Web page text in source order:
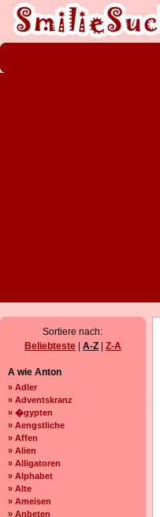
Sortiere nach:
Beliebteste
A-Z Z-A
A wie Anton
» Adler
» Adventskranz
» �gypten
» Aengstliche
» Affen
» Alien
» Alligatoren
» Alphabet
» Alte
» Ameisen
» Anbeten